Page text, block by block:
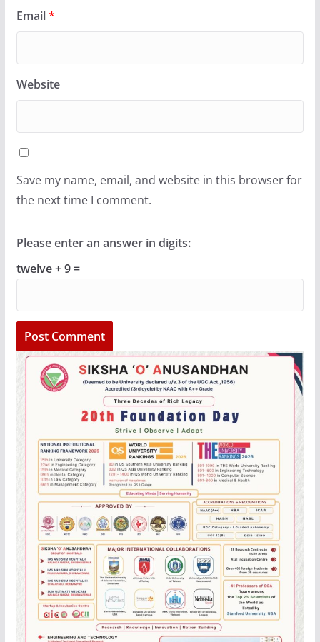
Email*
Website
Save my name, email, and website in this browser for
the next time I comment.
Please enter an answer in digits:
twelve + 9 =